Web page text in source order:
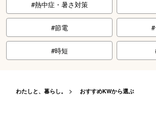
熱中症・暑さ対策
節電
時短
わたしと、暮らし。 おすすめKWから選ぶ